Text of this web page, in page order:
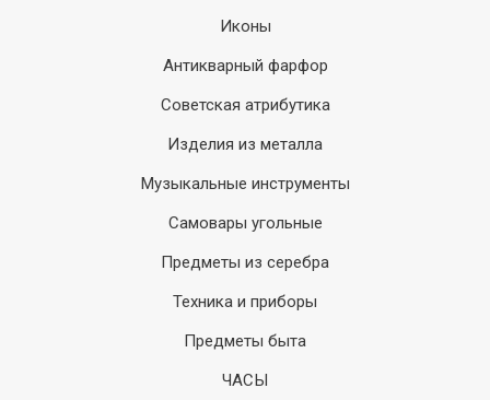
Иконы
Антикварный фарфор
Советская атрибутика
Изделия из металла
Музыкальные инструменты
Самовары угольные
Предметы из серебра
Техника и приборы
Предметы быта
ЧАСЫ